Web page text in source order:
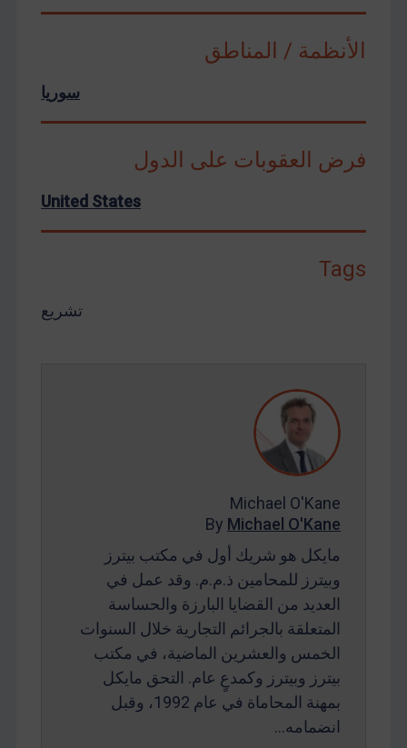
الأنظمة / المناطق
سوريا
فرض العقوبات على الدول
United States
Tags
تشريع
Michael O'Kane
By Michael O'Kane
مايكل هو شريك أول في مكتب بيترز
وبيترز للمحامين ذ.م.م. وقد عمل في
العديد من القضايا البارزة والحساسة
المتعلقة بالجرائم التجارية خلال السنوات
الخمس والعشرين الماضية، في مكتب
بيترز وبيترز وكمدعٍ عام. التحق مايكل
بمهنة المحاماة في عام 1992، وقبل
انضمامه…